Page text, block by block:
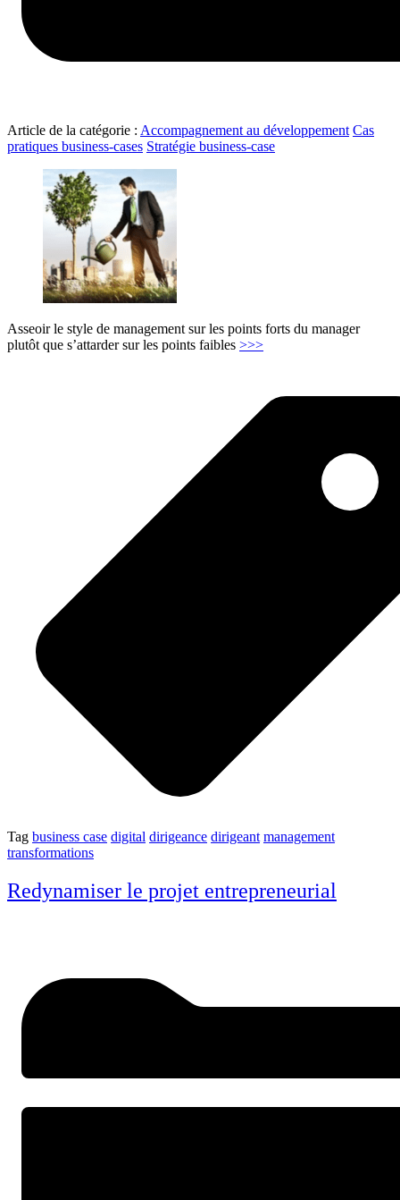
Article de la catégorie : Accompagnement au développement Cas
pratiques business-cases Stratégie business-case
Asseoir le style de management sur les points forts du manager
plutôt que s’attarder sur les points faibles >>>"Accompagnement
Général"
Tag business case digital dirigeance dirigeant management
transformations
Redynamiser le projet entrepreneurial